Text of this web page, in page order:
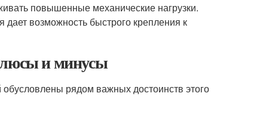
повышенные механические нагрузки.
возможность быстрого крепления к
и минусы
рядом важных достоинств этого